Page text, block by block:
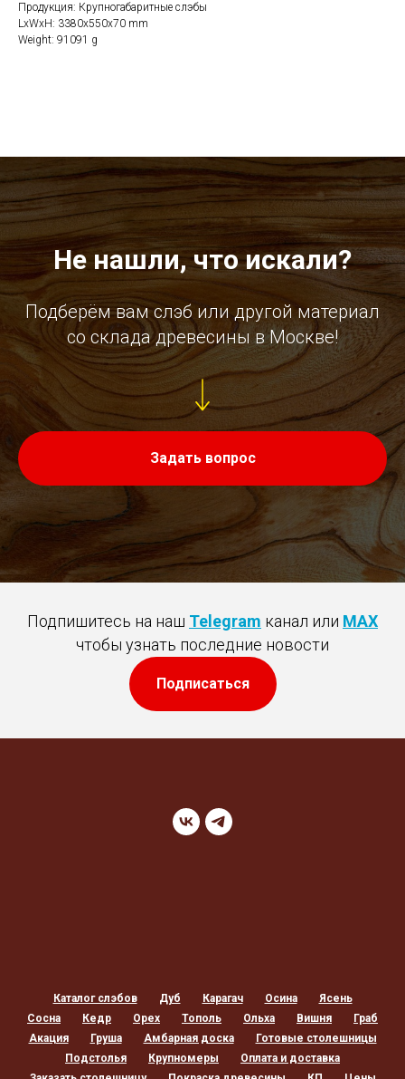
Продукция: Крупногабаритные слэбы
LxWxH: 3380x550x70 mm
Weight: 91091 g
Не нашли, что искали?
Подберём вам слэб или другой материал
со склада древесины в Москве!
Задать вопрос
Подпишитесь на наш Telegram канал или MAX
чтобы узнать последние новости
Подписаться
Каталог слэбов Дуб Карагач Осина
Ясень
Сосна
Кедр Орех Тополь Ольха Вишня
Граб
Акация
Груша Амбарная доска
Готовые столешницы
Подстолья
Крупномеры
Оплата и доставка